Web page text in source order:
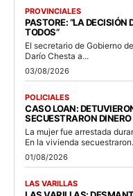
PROVINCIALES
PASTORE: “LA DECISIÓN
TODOS”
El secretario de Gobierno
Darío Chesta a...
03/08/2026
POLICIALES
CASO LOAN:
SECUESTRARON
La mujer fue arrestada
En la vivienda
01/08/2026
LAS VARILLAS